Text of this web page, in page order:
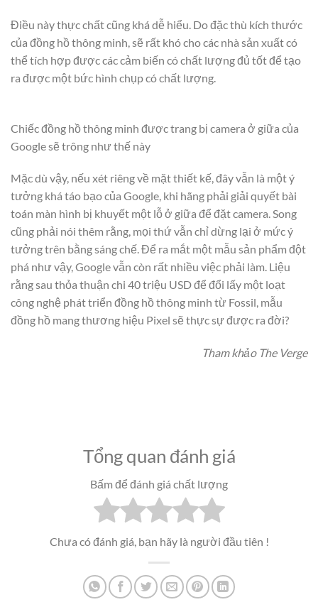
Điều này thực chất cũng khá dễ hiểu. Do đặc thù kích thước
của đồng hồ thông minh, sẽ rất khó cho các nhà sản xuất có
thể tích hợp được các cảm biến có chất lượng đủ tốt để tạo
ra được một bức hình chụp có chất lượng.
Chiếc đồng hồ thông minh được trang bị camera ở giữa của
Google sẽ trông như thế này
Mặc dù vậy, nếu xét riêng về mặt thiết kế, đây vẫn là một ý
tưởng khá táo bạo của Google, khi hãng phải giải quyết bài
toán màn hình bị khuyết một lỗ ở giữa để đặt camera. Song
cũng phải nói thêm rằng, mọi thứ vẫn chỉ dừng lại ở mức ý
tưởng trên bằng sáng chế. Để ra mắt một mẫu sản phẩm đột
phá như vậy, Google vẫn còn rất nhiều việc phải làm. Liệu
rằng sau thỏa thuận chi 40 triệu USD để đổi lấy một loạt
công nghệ phát triển đồng hồ thông minh từ Fossil, mẫu
đồng hồ mang thương hiệu Pixel sẽ thực sự được ra đời?
Tham khảo The Verge
Tổng quan đánh giá
Bấm để đánh giá chất lượng
Chưa có đánh giá, bạn hãy là người đầu tiên !